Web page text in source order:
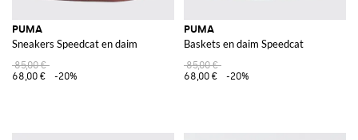
PUMA
Sneakers Speedcat en daim
85,00 €
68,00 €
-20%
PUMA
Baskets en daim Speedcat
85,00 €
68,00 €
-20%